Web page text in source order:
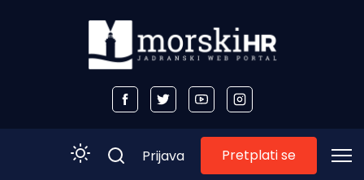
Prijava Pretplati se